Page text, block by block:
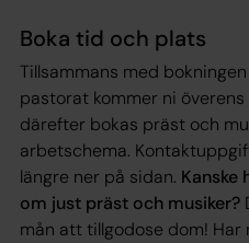
Boka tid och plats
Tillsammans med
pastorat kommer ni
därefter bokas präst och
arbetschema.
längre ner på sidan. Kanske
om just präst och musiker?
mån att tillgodose dom! Har